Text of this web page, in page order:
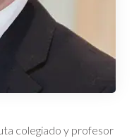
colegiado y profesor